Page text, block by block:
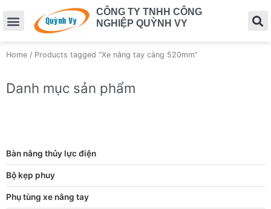
CÔNG TY TNHH CÔNG
NGHIỆP QUỲNH VY
Home / Products tagged “Xe nâng tay càng 520mm”
Danh mục sản phẩm
Bàn nâng thủy lực điện
Bộ kẹp phuy
Phụ tùng xe nâng tay